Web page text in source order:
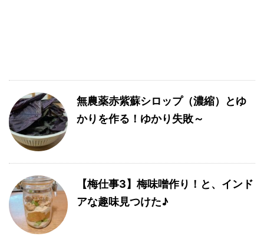
無農薬赤紫蘇シロップ（濃縮）とゆ
かりを作る！ゆかり失敗～
【梅仕事3】梅味噌作り！と、インド
アな趣味見つけた♪